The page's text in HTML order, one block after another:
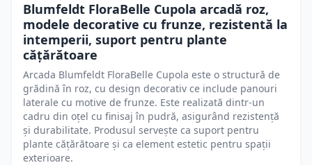
Blumfeldt FloraBelle Cupola arcadă roz,
modele decorative cu frunze, rezistentă la
intemperii, suport pentru plante
cățărătoare
Arcada Blumfeldt FloraBelle Cupola este o structură de
grădină în roz, cu design decorativ ce include panouri
laterale cu motive de frunze. Este realizată dintr-un
cadru din oțel cu finisaj în pudră, asigurând rezistență
și durabilitate. Produsul servește ca suport pentru
plante cățărătoare și ca element estetic pentru spații
exterioare.